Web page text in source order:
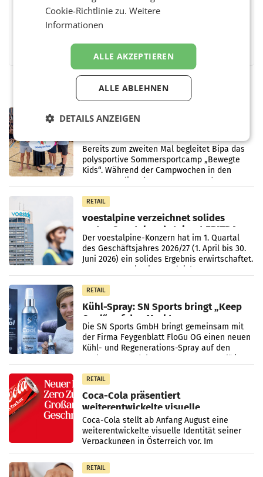
Sommercamps im Osten Österreichs
Bereits zum zweiten Mal begleitet Bipa das
polysportive Sommersportcamp „Bewegte
Kids“. Während der Campwochen in den
Monaten Juli und August versorgt das
RETAIL
voestalpine verzeichnet solides
erstes Quartal und steigert EBITDA
Der voestalpine-Konzern hat im 1. Quartal
des Geschäftsjahres 2026/27 (1. April bis 30.
Juni 2026) ein solides Ergebnis erwirtschaftet.
Der Umsatz stieg im Vergleich zur
RETAIL
Kühl-Spray: SN Sports bringt „Keep
Cool“ auf den Markt
Die SN Sports GmbH bringt gemeinsam mit
der Firma Feygenblatt FloGu OG einen neuen
Kühl- und Regenerations-Spray auf den
Markt. Das Produkt namens „Keep Cool“ ist zu
RETAIL
Coca-Cola präsentiert
weiterentwickelte visuelle
Markenidentität
Coca-Cola stellt ab Anfang August eine
weiterentwickelte visuelle Identität seiner
Verpackungen in Österreich vor. Im
Mittelpunkt des Redesigns stehen zentrale
Gestaltungselemente
RETAIL
Cookie-Richtlinie zu.Weitere
Informationen
ALLE AKZEPTIEREN
ALLE ABLEHNEN
DETAILS ANZEIGEN